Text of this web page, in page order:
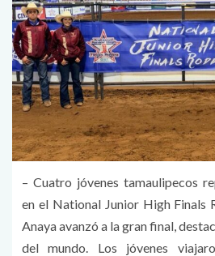
– Cuatro jóvenes tamaulipecos
en el National Junior High Finals
Anaya avanzó a la gran final,
del mundo. Los jóvenes